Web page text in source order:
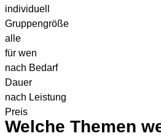
individuell
Gruppengröße
alle
für wen
nach Bedarf
Dauer
nach Leistung
Preis
Welche Themen